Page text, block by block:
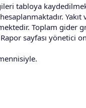
tabloya
Yakıt
Toplam gider
sayfası yönetici